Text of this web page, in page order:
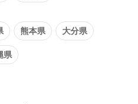
熊本県 大分県
県